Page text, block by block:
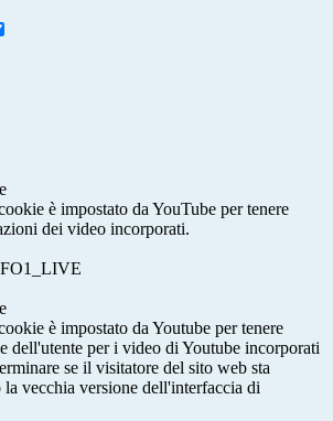
è impostato da YouTube per tenere
dei video incorporati.
è impostato da Youtube per tenere
dell'utente per i video di Youtube incorporati
se il visitatore del sito web sta
vecchia versione dell'interfaccia di